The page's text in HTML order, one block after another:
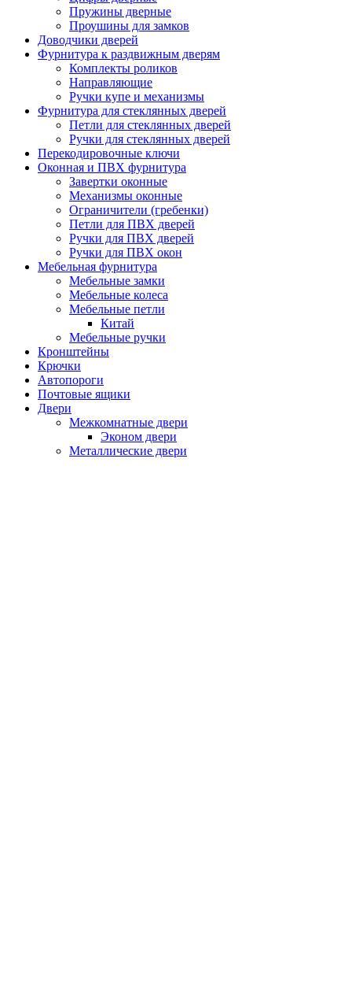
Пружины дверные
Проушины для замков
Доводчики дверей
Фурнитура к раздвижным дверям
Комплекты роликов
Направляющие
Ручки купе и механизмы
Фурнитура для стеклянных дверей
Петли для стеклянных дверей
Ручки для стеклянных дверей
Перекодировочные ключи
Оконная и ПВХ фурнитура
Завертки оконные
Механизмы оконные
Ограничители (гребенки)
Петли для ПВХ дверей
Ручки для ПВХ дверей
Ручки для ПВХ окон
Мебельная фурнитура
Мебельные замки
Мебельные колеса
Мебельные петли
Китай
Мебельные ручки
Кронштейны
Крючки
Автопороги
Почтовые ящики
Двери
Межкомнатные двери
Эконом двери
Металлические двери